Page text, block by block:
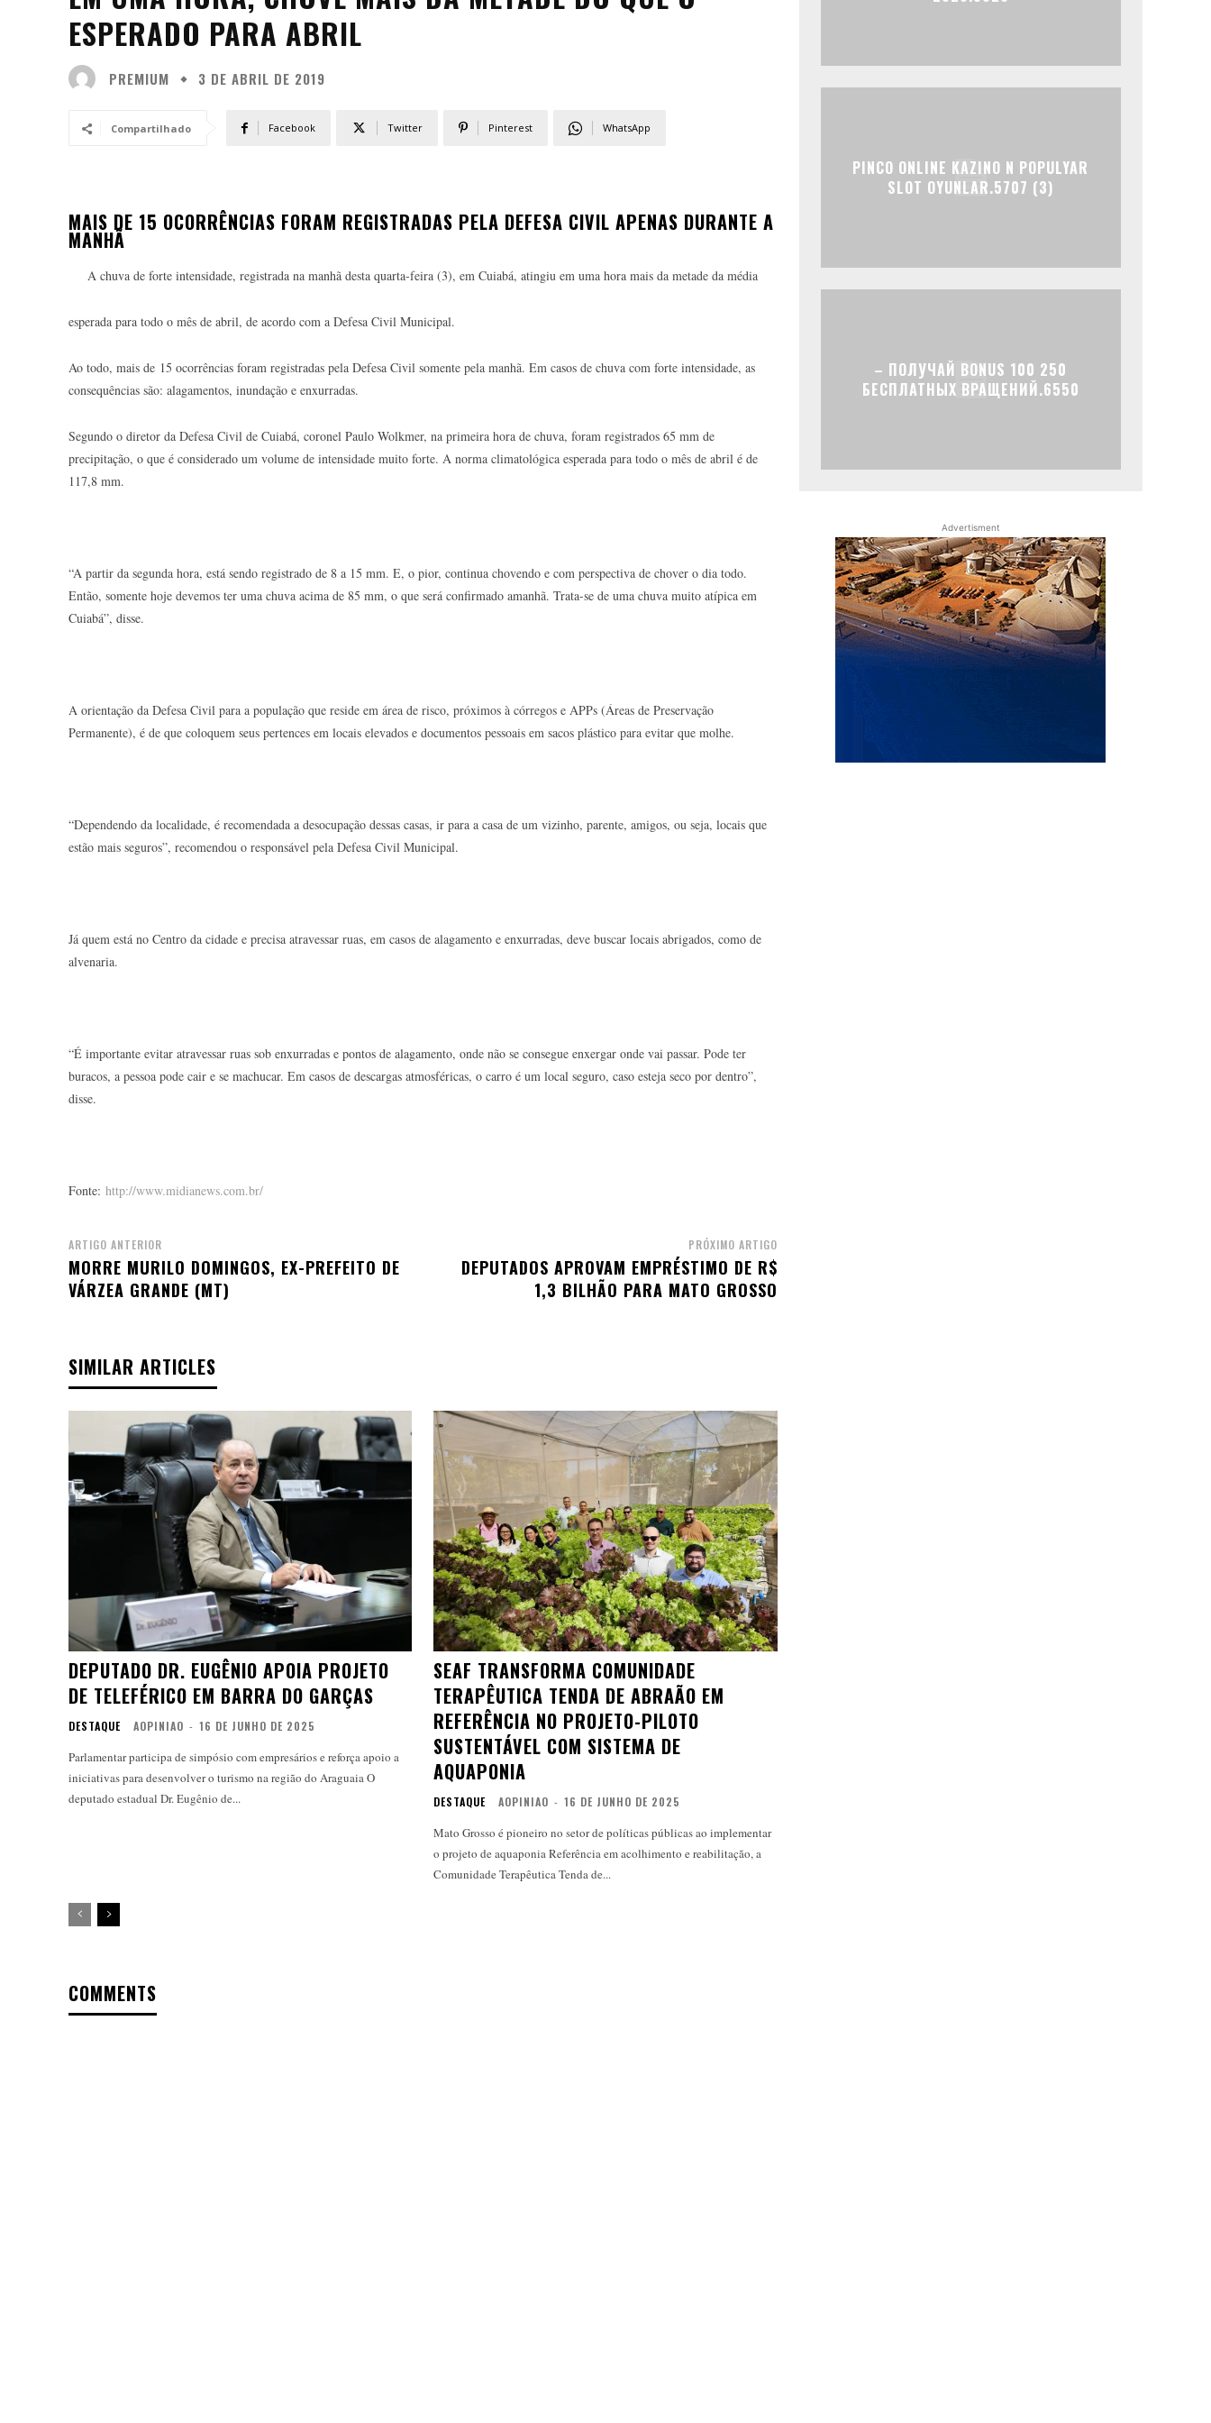
ESPERADO PARA ABRIL
PREMIUM 3 DE ABRIL DE 2019
Compartilhado Facebook Twitter Pinterest WhatsApp
MAIS DE 15 OCORRÊNCIAS FORAM REGISTRADAS PELA DEFESA CIVIL APENAS DURANTE A
MANHÃ
A chuva de forte intensidade, registrada na manhã desta quarta-feira (3), em Cuiabá, atingiu em uma hora mais da metade da média
esperada para todo o mês de abril, de acordo com a Defesa Civil Municipal.
Ao todo, mais de 15 ocorrências foram registradas pela Defesa Civil somente pela manhã. Em casos de chuva com forte intensidade, as
consequências são: alagamentos, inundação e enxurradas.
Segundo o diretor da Defesa Civil de Cuiabá, coronel Paulo Wolkmer, na primeira hora de chuva, foram registrados 65 mm de
precipitação, o que é considerado um volume de intensidade muito forte. A norma climatológica esperada para todo o mês de abril é de
117,8 mm.
“A partir da segunda hora, está sendo registrado de 8 a 15 mm. E, o pior, continua chovendo e com perspectiva de chover o dia todo.
Então, somente hoje devemos ter uma chuva acima de 85 mm, o que será confirmado amanhã. Trata-se de uma chuva muito atípica em
Cuiabá”, disse.
A orientação da Defesa Civil para a população que reside em área de risco, próximos à córregos e APPs (Áreas de Preservação
Permanente), é de que coloquem seus pertences em locais elevados e documentos pessoais em sacos plástico para evitar que molhe.
“Dependendo da localidade, é recomendada a desocupação dessas casas, ir para a casa de um vizinho, parente, amigos, ou seja, locais que
estão mais seguros”, recomendou o responsável pela Defesa Civil Municipal.
Já quem está no Centro da cidade e precisa atravessar ruas, em casos de alagamento e enxurradas, deve buscar locais abrigados, como de
alvenaria.
“É importante evitar atravessar ruas sob enxurradas e pontos de alagamento, onde não se consegue enxergar onde vai passar. Pode ter
buracos, a pessoa pode cair e se machucar. Em casos de descargas atmosféricas, o carro é um local seguro, caso esteja seco por dentro”,
disse.
Fonte: http://www.midianews.com.br/
ARTIGO ANTERIOR
MORRE MURILO DOMINGOS, EX-PREFEITO DE
VÁRZEA GRANDE (MT)
PRÓXIMO ARTIGO
DEPUTADOS APROVAM EMPRÉSTIMO DE R$
1,3 BILHÃO PARA MATO GROSSO
SIMILAR ARTICLES
DEPUTADO DR. EUGÊNIO APOIA PROJETO
DE TELEFÉRICO EM BARRA DO GARÇAS
DESTAQUE AOPINIAO - 16 DE JUNHO DE 2025
Parlamentar participa de simpósio com empresários e reforça apoio a
iniciativas para desenvolver o turismo na região do Araguaia O
deputado estadual Dr. Eugênio de...
SEAF TRANSFORMA COMUNIDADE
TERAPÊUTICA TENDA DE ABRAÃO EM
REFERÊNCIA NO PROJETO-PILOTO
SUSTENTÁVEL COM SISTEMA DE
AQUAPONIA
DESTAQUE AOPINIAO - 16 DE JUNHO DE 2025
Mato Grosso é pioneiro no setor de políticas públicas ao implementar
o projeto de aquaponia Referência em acolhimento e reabilitação, a
Comunidade Terapêutica Tenda de...
COMMENTS
PINCO ONLINE KAZINO N POPULYAR
SLOT OYUNLAR.5707 (3)
– ПОЛУЧАЙ BONUS 100 250
БЕСПЛАТНЫХ ВРАЩЕНИЙ.6550
Advertisment